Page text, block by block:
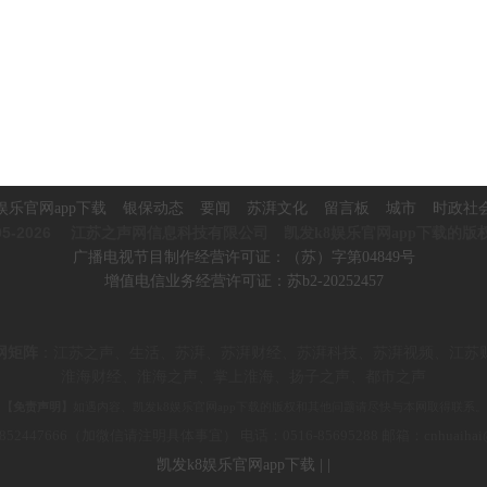
乐官网app下载 银保动态 要闻 苏湃文化 留言板 城市 时政社
广播电视节目制作经营许可证：（苏）字第04849号
增值电信业务经营许可证：苏b2-20252457
凯发k8娱乐官网app下载